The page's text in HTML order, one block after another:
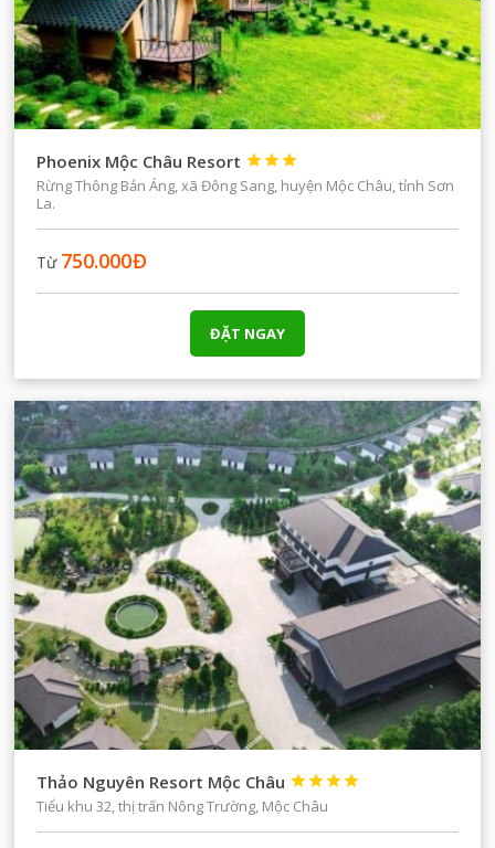
Phoenix Mộc Châu Resort 


Rừng Thông Bản Áng, xã Đông Sang, huyện Mộc Châu, tỉnh Sơn
La.
Từ 750.000Đ
ĐẶT NGAY
Thảo Nguyên Resort Mộc Châu 



Tiểu khu 32, thị trấn Nông Trường, Mộc Châu